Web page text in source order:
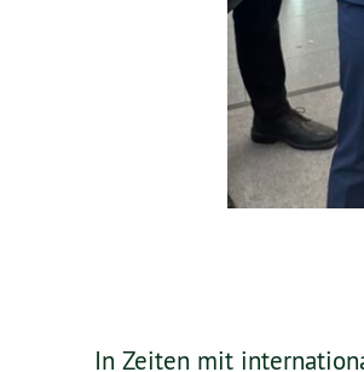
In Zeiten mit